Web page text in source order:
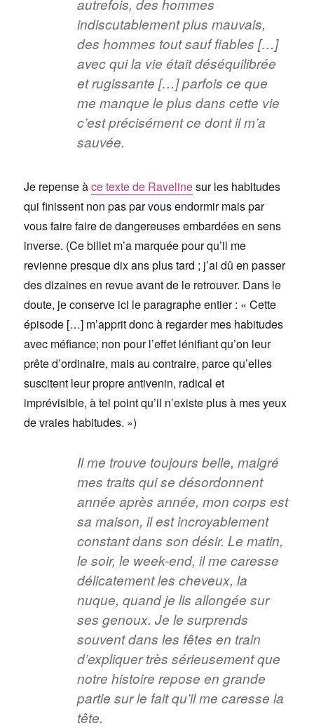
autrefois, des hommes
indiscutablement plus mauvais,
des hommes tout sauf fiables […]
avec qui la vie était déséquilibrée
et rugissante […] parfois ce que
me manque le plus dans cette vie
c’est précisément ce dont il m’a
sauvée.
Je repense àce texte de Ravelinesur les habitudes
qui finissent non pas par vous endormir mais par
vous faire faire de dangereuses embardées en sens
inverse. (Ce billet m’a marquée pour qu’il me
revienne presque dix ans plus tard ; j’ai dû en passer
des dizaines en revue avant de le retrouver. Dans le
doute, je conserve ici le paragraphe entier : « Cette
épisode […] m’apprit donc à regarder mes habitudes
avec méfiance; non pour l’effet lénifiant qu’on leur
prête d’ordinaire, mais au contraire, parce qu’elles
suscitent leur propre antivenin, radical et
imprévisible, à tel point qu’il n’existe plus à mes yeux
de vraies habitudes. »)
Il me trouve toujours belle, malgré
mes traits qui se désordonnent
année après année, mon corps est
sa maison, il est incroyablement
constant dans son désir. Le matin,
le soir, le week-end, il me caresse
délicatement les cheveux, la
nuque, quand je lis allongée sur
ses genoux. Je le surprends
souvent dans les fêtes en train
d’expliquer très sérieusement que
notre histoire repose en grande
partie sur le fait qu’il me caresse la
tête.